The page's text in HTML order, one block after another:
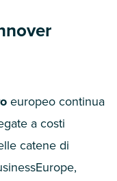
europeo continua
a costi
catene di